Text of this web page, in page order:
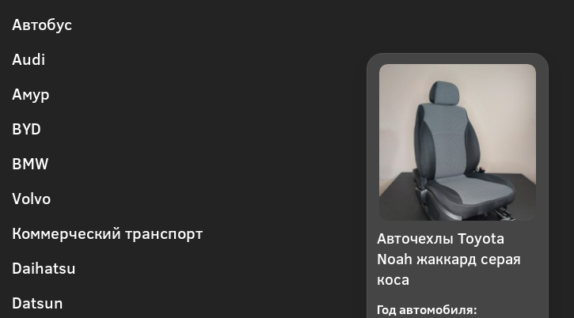
Автобус
Audi
Амур
BYD
BMW
Volvo
Коммерческий транспорт
Daihatsu
Datsun
Авточехлы Toyota
Noah жаккард серая
коса
Год автомобиля: